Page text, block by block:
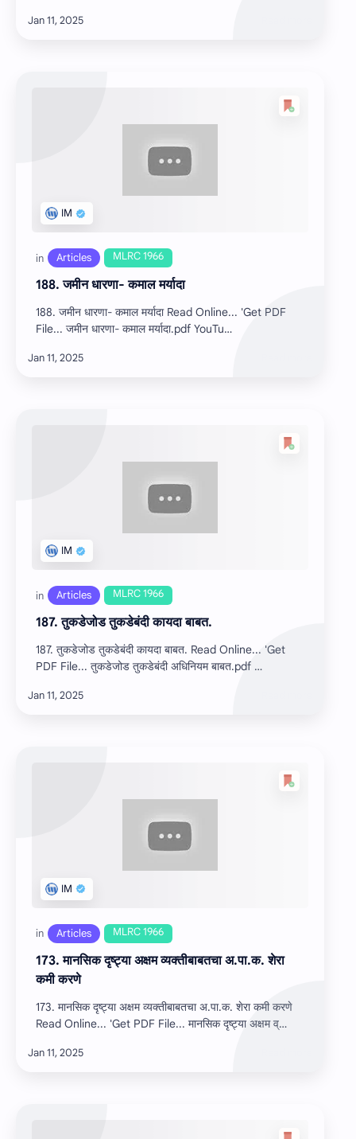
188. जमीन धारणा- कमाल मर्यादा
188. जमीन धारणा- कमाल मर्यादा Read Online... 'Get PDF
File... जमीन धारणा- कमाल मर्यादा.pdf YouTu…
187. तुकडेजोड तुकडेबंदी कायदा बाबत.
187. तुकडेजोड तुकडेबंदी कायदा बाबत. Read Online... 'Get
PDF File... तुकडेजोड तुकडेबंदी अधिनियम बाबत.pdf …
173. मानसिक दृष्ट्या अक्षम व्यक्तीबाबतचा अ.पा.क. शेरा
कमी करणे
173. मानसिक दृष्ट्या अक्षम व्यक्तीबाबतचा अ.पा.क. शेरा कमी करणे
Read Online... 'Get PDF File... मानसिक दृष्ट्या अक्षम व्…